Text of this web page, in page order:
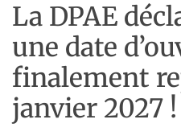
La DPAE
une date
finalement
janvier 2027 !